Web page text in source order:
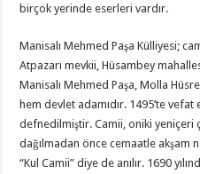
birçok yerinde eserleri vardır.
Manisalı Mehmed Paşa Külliyesi;
Atpazarı mevkii, Hüsambey
Manisalı Mehmed Paşa, Molla
hem devlet adamıdır. 1495’te
defnedilmiştir. Camii, oniki yeniçeri
dağılmadan önce cemaatle akşam
“Kul Camii” diye de anılır. 1690